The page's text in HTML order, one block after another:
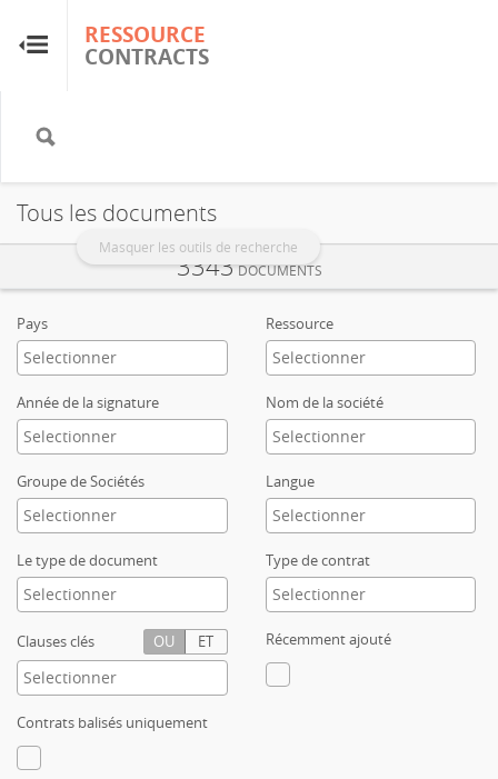
RESSOURCE
CONTRACTS
Masquer les outils de recherche
RESSOURCE
CONTRACTS
Accueil
À propos
FAQ
Glossaire
Recherche et analyse
Sites de pays
Contact
Tous les documents
Pays Ressource
Année de la signature Nom de la société
Groupe de Sociétés Langue
Le type de document Type de contrat
Clauses clés OU ET Récemment ajouté
Contrats balisés uniquement
3343DOCUMENTS